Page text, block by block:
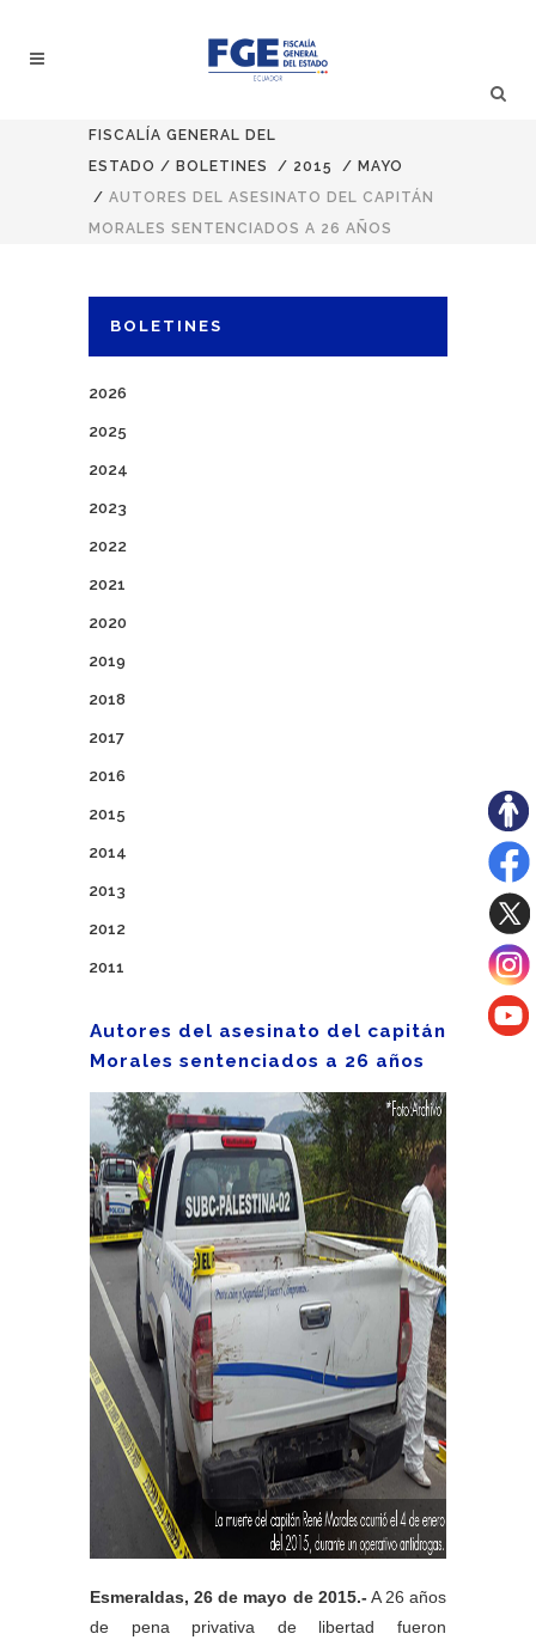
FISCALÍA GENERAL DEL
ESTADO / BOLETINES / 2015 / MAYO
/ AUTORES DEL ASESINATO DEL CAPITÁN
MORALES SENTENCIADOS A 26 AÑOS
BOLETINES
2026
2025
2024
2023
2022
2021
2020
2019
2018
2017
2016
2015
2014
2013
2012
2011
Autores del asesinato del capitán
Morales sentenciados a 26 años
Esmeraldas, 26 de mayo de 2015.- A 26 años
de pena privativa de libertad fueron